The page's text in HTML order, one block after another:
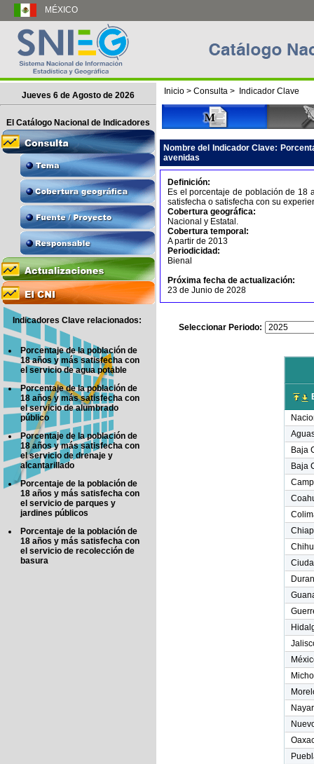
MÉXICO
Jueves 6 de Agosto de 2026
El Catálogo Nacional de Indicadores
Indicadores Clave relacionados:
Porcentaje de la población de
18 años y más satisfecha con
el servicio de agua potable
Porcentaje de la población de
18 años y más satisfecha con
el servicio de alumbrado
público
Porcentaje de la población de
18 años y más satisfecha con
el servicio de drenaje y
alcantarillado
Porcentaje de la población de
18 años y más satisfecha con
el servicio de parques y
jardines públicos
Porcentaje de la población de
18 años y más satisfecha con
el servicio de recolección de
basura
Inicio > Consulta > Indicador Clave
Nombre del Indicador Clave:
avenidas
Definición:
Es el porcentaje de población de 18
satisfecha o satisfecha con su
Cobertura geográfica:
Nacional y Estatal.
Cobertura temporal:
A partir de 2013
Periodicidad:
Bienal
Próxima fecha de actualización:
23 de Junio de 2028
Seleccionar Periodo:
Baja
Baja